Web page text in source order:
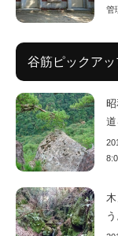
管
谷筋ピックア
道
う